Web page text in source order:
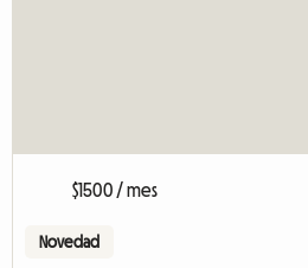
$1500 / mes
Novedad